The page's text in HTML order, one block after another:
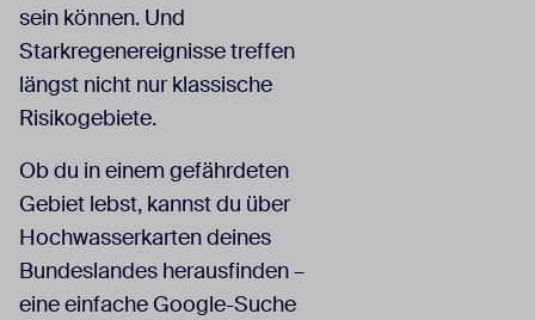
sein können. Und
Starkregenereignisse treffen
längst nicht nur klassische
Risikogebiete.
Ob du in einem gefährdeten
Gebiet lebst, kannst du über
Hochwasserkarten deines
Bundeslandes herausfinden –
eine einfache Google-Suche